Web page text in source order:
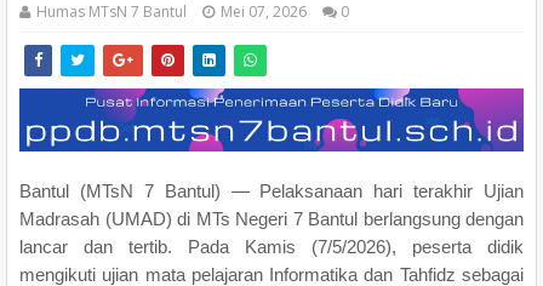
Humas MTsN 7 Bantul Mei 07, 2026 0
Bantul (MTsN 7 Bantul) — Pelaksanaan hari terakhir Ujian
Madrasah (UMAD) di MTs Negeri 7 Bantul berlangsung dengan
lancar dan tertib. Pada Kamis (7/5/2026), peserta didik
mengikuti ujian mata pelajaran Informatika dan Tahfidz sebagai